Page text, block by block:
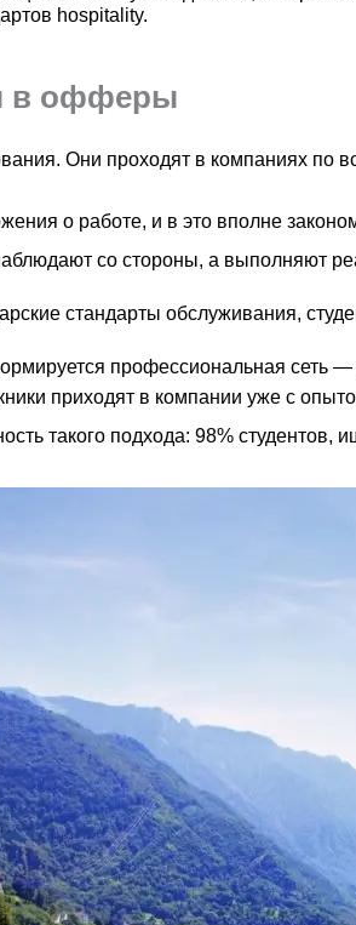
hospitality.
в офферы
Они проходят в компаниях по
о работе, и в это вполне
со стороны, а выполняют
стандарты обслуживания,
профессиональная сеть
приходят в компании уже с
такого подхода: 98% студентов,